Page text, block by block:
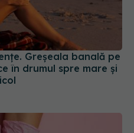
Greșeala banală pe
în drumul spre mare și